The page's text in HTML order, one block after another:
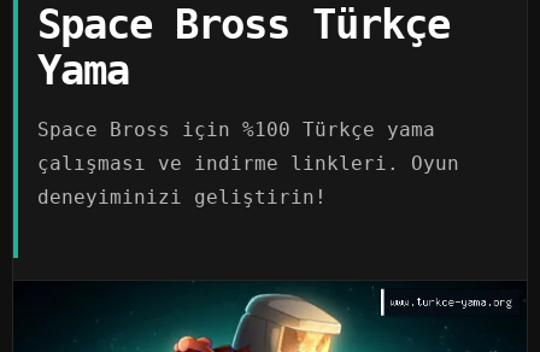
Space Bross Türkçe
Yama
Space Bross için %100 Türkçe yama
çalışması ve indirme linkleri. Oyun
deneyiminizi geliştirin!